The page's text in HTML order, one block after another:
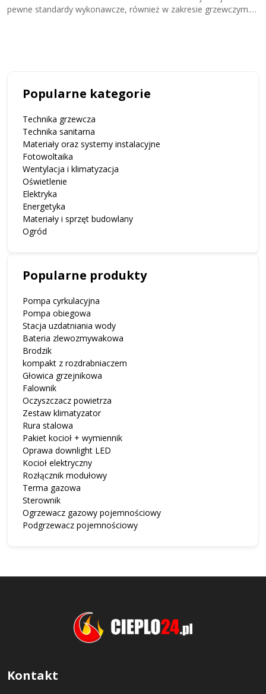
pewne standardy wykonawcze, również w zakresie grzewczym.
Popularne kategorie
Technika grzewcza
Technika sanitarna
Materiały oraz systemy instalacyjne
Fotowoltaika
Wentylacja i klimatyzacja
Oświetlenie
Elektryka
Energetyka
Materiały i sprzęt budowlany
Ogród
Popularne produkty
Pompa cyrkulacyjna
Pompa obiegowa
Stacja uzdatniania wody
Bateria zlewozmywakowa
Brodzik
kompakt z rozdrabniaczem
Głowica grzejnikowa
Falownik
Oczyszczacz powietrza
Zestaw klimatyzator
Rura stalowa
Pakiet kocioł + wymiennik
Oprawa downlight LED
Kocioł elektryczny
Rozłącznik modułowy
Terma gazowa
Sterownik
Ogrzewacz gazowy pojemnościowy
Podgrzewacz pojemnościowy
Kontakt